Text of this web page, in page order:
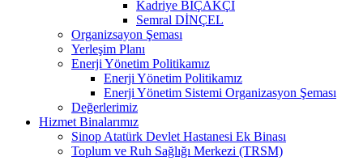
Kadriye BIÇAKÇI
Semral DİNÇEL
Organizsayon Şeması
Yerleşim Planı
Enerji Yönetim Politikamız
Enerji Yönetim Politikamız
Enerji Yönetim Sistemi Organizasyon Şeması
Değerlerimiz
Hizmet Binalarımız
Sinop Atatürk Devlet Hastanesi Ek Binası
Toplum ve Ruh Sağlığı Merkezi (TRSM)